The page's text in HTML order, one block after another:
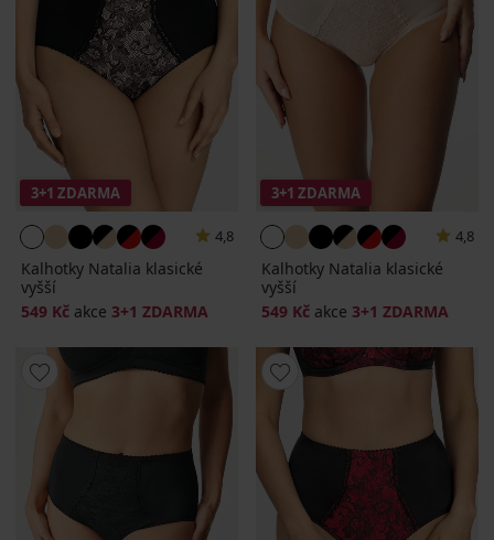
3+1 ZDARMA
4,8
Kalhotky Natalia klasické
vyšší
549 Kč akce 3+1 ZDARMA
3+1 ZDARMA
4,8
Kalhotky Natalia klasické
vyšší
549 Kč akce 3+1 ZDARMA